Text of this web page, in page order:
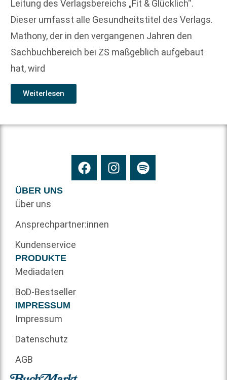
Leitung des Verlagsbereichs „Fit & Glücklich“.
Dieser umfasst alle Gesundheitstitel des Verlags.
Mathony, der in den vergangenen Jahren den
Sachbuchbereich bei ZS maßgeblich aufgebaut
hat, wird
Weiterlesen
ÜBER UNS
Über uns
Ansprechpartner:innen
Kundenservice
PRODUKTE
Mediadaten
BoD-Bestseller
IMPRESSUM
Impressum
Datenschutz
AGB